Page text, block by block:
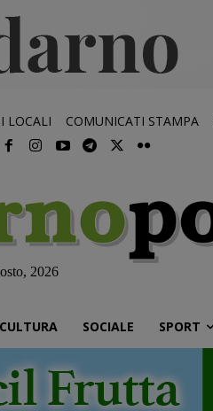
LOCALI COMUNICATI STAMPA
2026
CULTURA SOCIALE SPORT